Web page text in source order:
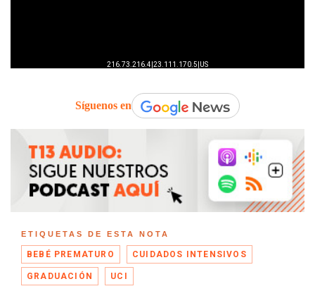
Síguenos en
ETIQUETAS DE ESTA NOTA
BEBÉ PREMATURO CUIDADOS INTENSIVOS
GRADUACIÓN UCI